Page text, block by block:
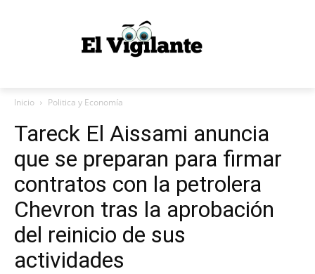
Inicio Politica y Economía
Tareck El Aissami anuncia
que se preparan para firmar
contratos con la petrolera
Chevron tras la aprobación
del reinicio de sus
actividades